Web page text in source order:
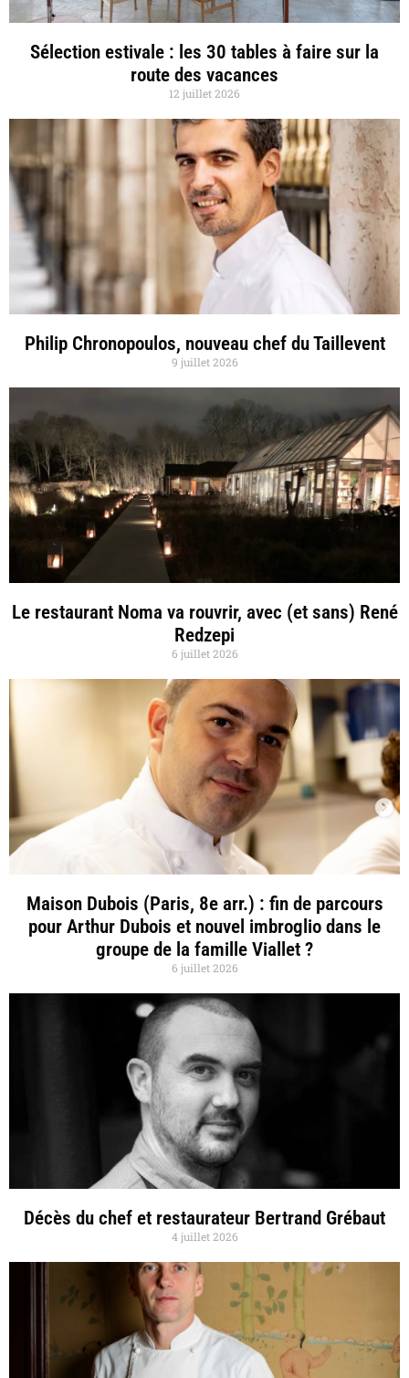
Sélection estivale : les 30 tables à faire sur la
route des vacances
12 juillet 2026
Philip Chronopoulos, nouveau chef du Taillevent
9 juillet 2026
Le restaurant Noma va rouvrir, avec (et sans) René
Redzepi
6 juillet 2026
Maison Dubois (Paris, 8e arr.) : fin de parcours
pour Arthur Dubois et nouvel imbroglio dans le
groupe de la famille Viallet ?
6 juillet 2026
Décès du chef et restaurateur Bertrand Grébaut
4 juillet 2026